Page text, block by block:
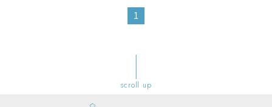
1
scroll up